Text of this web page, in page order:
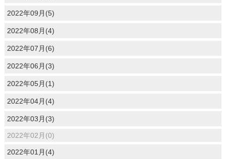
2022年09月(5)
2022年08月(4)
2022年07月(6)
2022年06月(3)
2022年05月(1)
2022年04月(4)
2022年03月(3)
2022年02月(0)
2022年01月(4)